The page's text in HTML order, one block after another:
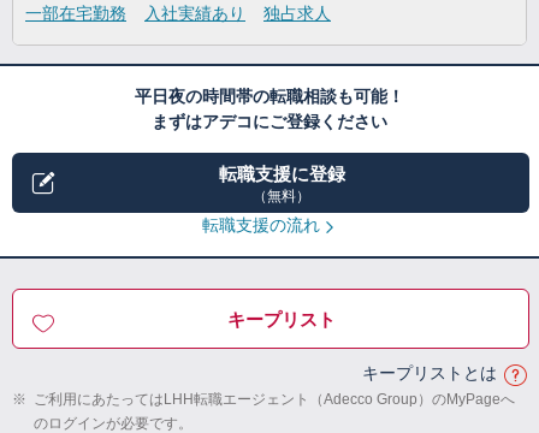
一部在宅勤務
入社実績あり 独占求人
平日夜の時間帯の転職相談も可能！
まずはアデコにご登録ください
転職支援に登録
（無料）
転職支援の流れ
キープリスト
キープリストとは
※ ご利用にあたってはLHH転職エージェント（Adecco Group）のMyPageへ
のログインが必要です。